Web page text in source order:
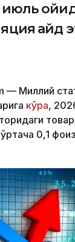
қайд
— Миллий
кўра,
0,1